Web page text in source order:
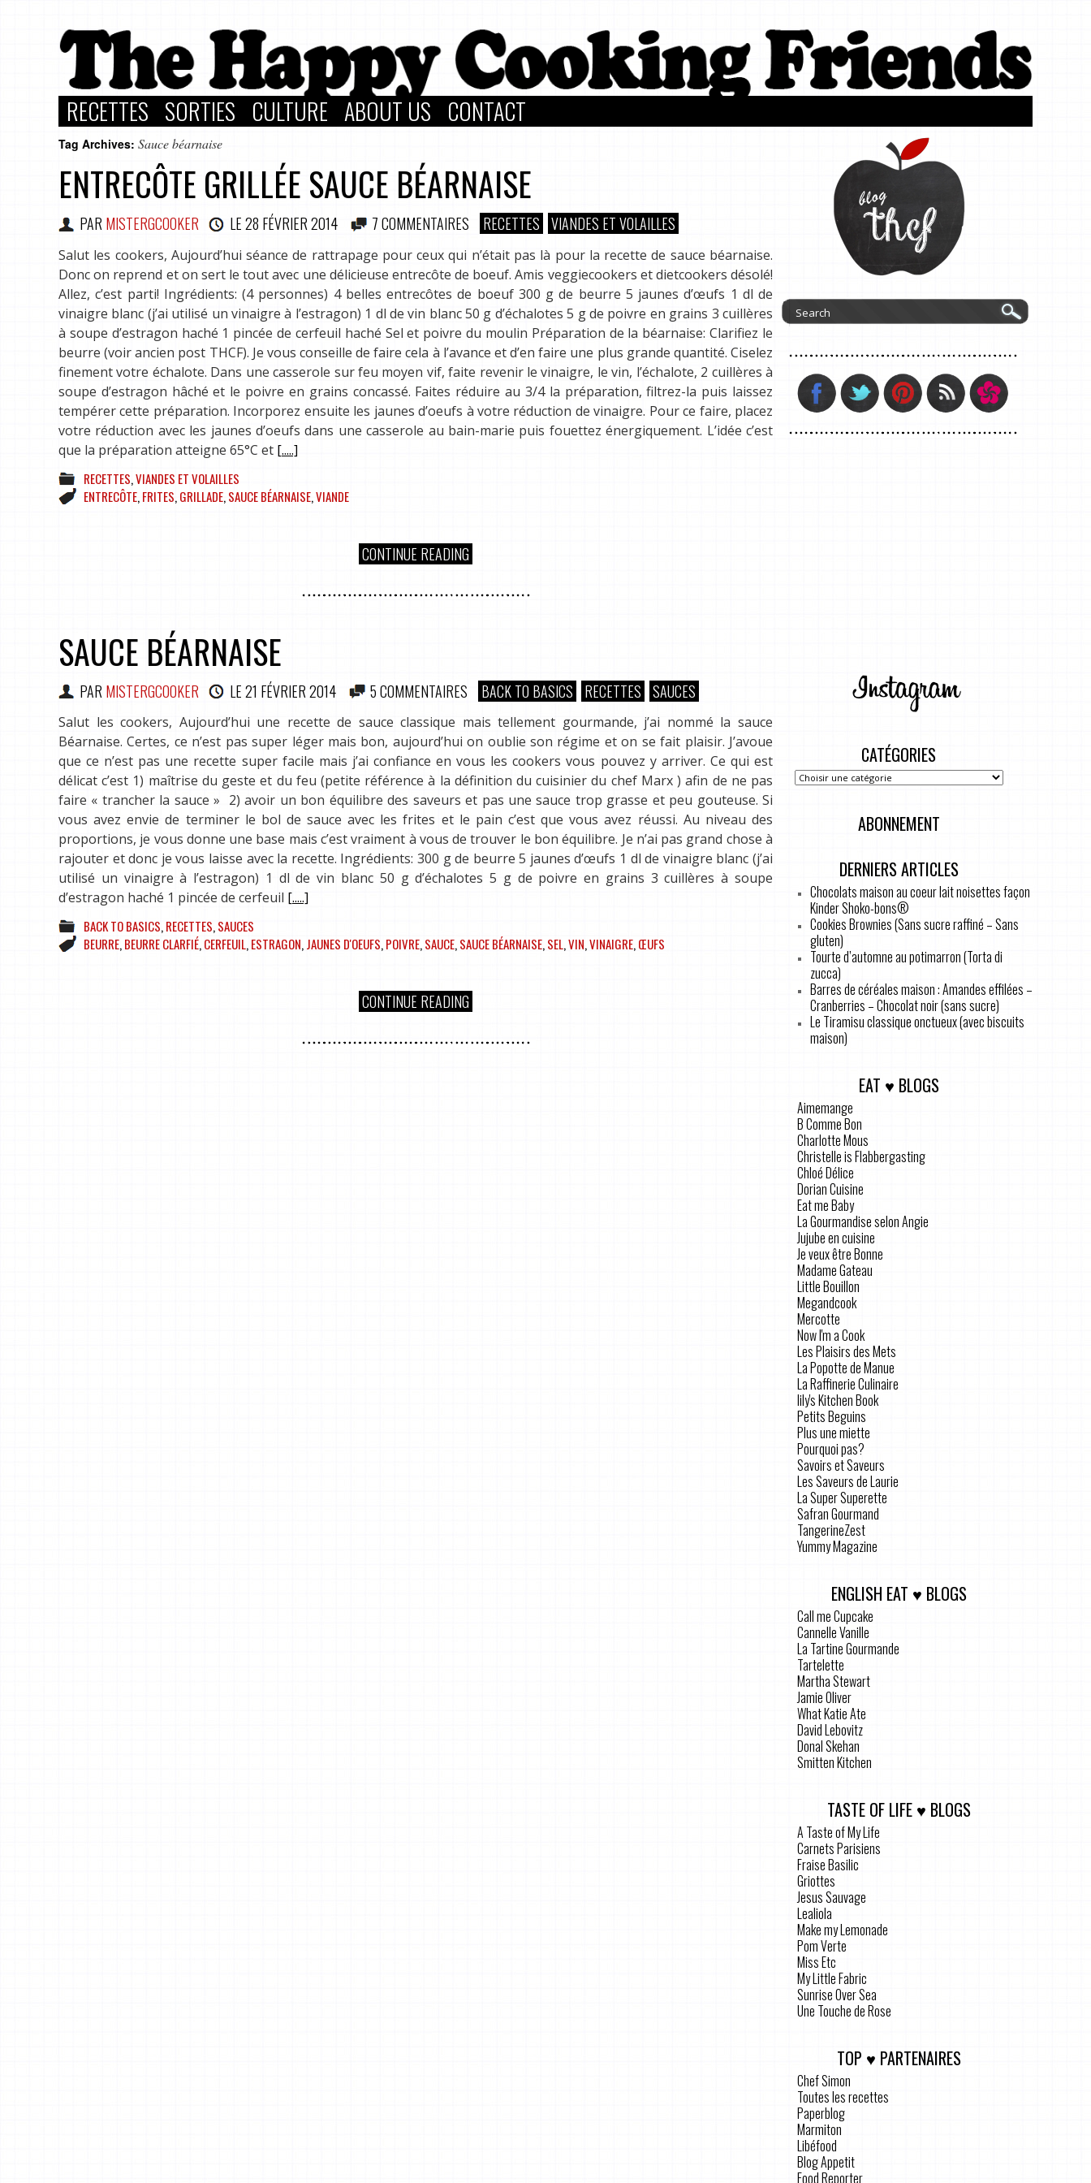
RECETTES SORTIES CULTURE ABOUT US CONTACT
Tag Archives: Sauce béarnaise
ENTRECÔTE GRILLÉE SAUCE BÉARNAISE
PAR MISTERGCOOKER LE28 FÉVRIER 2014 7 COMMENTAIRES RECETTES VIANDES ET VOLAILLES
Salut les cookers, Aujourd’hui séance de rattrapage pour ceux qui n’était pas là pour la recette de sauce béarnaise.
Donc on reprend et on sert le tout avec une délicieuse entrecôte de boeuf. Amis veggiecookers et dietcookers désolé!
Allez, c’est parti! Ingrédients: (4 personnes) 4 belles entrecôtes de boeuf 300 g de beurre 5 jaunes d’œufs 1 dl de
vinaigre blanc (j’ai utilisé un vinaigre à l’estragon) 1 dl de vin blanc 50 g d’échalotes 5 g de poivre en grains 3 cuillères
à soupe d’estragon haché 1 pincée de cerfeuil haché Sel et poivre du moulin Préparation de la béarnaise: Clarifiez le
beurre (voir ancien post THCF). Je vous conseille de faire cela à l’avance et d’en faire une plus grande quantité. Ciselez
finement votre échalote. Dans une casserole sur feu moyen vif, faite revenir le vinaigre, le vin, l’échalote, 2 cuillères à
soupe d’estragon hâché et le poivre en grains concassé. Faites réduire au 3/4 la préparation, filtrez-la puis laissez
tempérer cette préparation. Incorporez ensuite les jaunes d’oeufs à votre réduction de vinaigre. Pour ce faire, placez
votre réduction avec les jaunes d’oeufs dans une casserole au bain-marie puis fouettez énergiquement. L’idée c’est
que la préparation atteigne 65°C et [.....]
RECETTES,VIANDES ET VOLAILLES
ENTRECÔTE,FRITES,GRILLADE,SAUCE BÉARNAISE,VIANDE
CONTINUE READING
SAUCE BÉARNAISE
PAR MISTERGCOOKER LE21 FÉVRIER 2014 5 COMMENTAIRES BACK TO BASICS RECETTES SAUCES
Salut les cookers, Aujourd’hui une recette de sauce classique mais tellement gourmande, j’ai nommé la sauce
Béarnaise. Certes, ce n’est pas super léger mais bon, aujourd’hui on oublie son régime et on se fait plaisir. J’avoue
que ce n’est pas une recette super facile mais j’ai confiance en vous les cookers vous pouvez y arriver. Ce qui est
délicat c’est 1) maîtrise du geste et du feu (petite référence à la définition du cuisinier du chef Marx ) afin de ne pas
faire « trancher la sauce » 2) avoir un bon équilibre des saveurs et pas une sauce trop grasse et peu gouteuse. Si
vous avez envie de terminer le bol de sauce avec les frites et le pain c’est que vous avez réussi. Au niveau des
proportions, je vous donne une base mais c’est vraiment à vous de trouver le bon équilibre. Je n’ai pas grand chose à
rajouter et donc je vous laisse avec la recette. Ingrédients: 300 g de beurre 5 jaunes d’œufs 1 dl de vinaigre blanc (j’ai
utilisé un vinaigre à l’estragon) 1 dl de vin blanc 50 g d’échalotes 5 g de poivre en grains 3 cuillères à soupe
d’estragon haché 1 pincée de cerfeuil [.....]
BACK TO BASICS,RECETTES,SAUCES
BEURRE,BEURRE CLARFIÉ,CERFEUIL,ESTRAGON,JAUNES D'OEUFS,POIVRE,SAUCE,SAUCE BÉARNAISE,SEL,VIN,VINAIGRE,ŒUFS
CONTINUE READING
CATÉGORIES
ABONNEMENT
DERNIERS ARTICLES
Chocolats maison au coeur lait noisettes façon
Kinder Shoko-bons®
Cookies Brownies (Sans sucre raffiné – Sans
gluten)
Tourte d’automne au potimarron (Torta di
zucca)
Barres de céréales maison : Amandes effilées –
Cranberries – Chocolat noir (sans sucre)
Le Tiramisu classique onctueux (avec biscuits
maison)
EAT ♥ BLOGS
Aimemange
B Comme Bon
Charlotte Mous
Christelle is Flabbergasting
Chloé Délice
Dorian Cuisine
Eat me Baby
La Gourmandise selon Angie
Jujube en cuisine
Je veux être Bonne
Madame Gateau
Little Bouillon
Megandcook
Mercotte
Now I'm a Cook
Les Plaisirs des Mets
La Popotte de Manue
La Raffinerie Culinaire
lily's Kitchen Book
Petits Beguins
Plus une miette
Pourquoi pas?
Savoirs et Saveurs
Les Saveurs de Laurie
La Super Superette
Safran Gourmand
TangerineZest
Yummy Magazine
ENGLISH EAT ♥ BLOGS
Call me Cupcake
Cannelle Vanille
La Tartine Gourmande
Tartelette
Martha Stewart
Jamie Oliver
What Katie Ate
David Lebovitz
Donal Skehan
Smitten Kitchen
TASTE OF LIFE ♥ BLOGS
A Taste of My Life
Carnets Parisiens
Fraise Basilic
Griottes
Jesus Sauvage
Lealiola
Make my Lemonade
Pom Verte
Miss Etc
My Little Fabric
Sunrise Over Sea
Une Touche de Rose
TOP ♥ PARTENAIRES
Chef Simon
Toutes les recettes
Paperblog
Marmiton
Libéfood
Blog Appetit
Food Reporter